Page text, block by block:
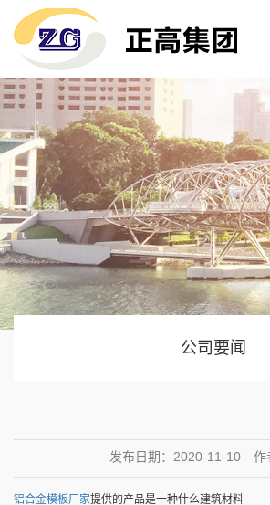
关于我们
荣誉证书
珠三角项目
香港项目
海外各地
公司要闻
技术知识
媒体聚焦
公司要闻
发布日期： 2020-11-10 作
铝合金模板厂家提供的产品是一种什么建筑材料